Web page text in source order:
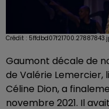
Crédit :
Gaumont décale de
de Valérie Lemercier,
Céline Dion, a
novembre 2021. Il